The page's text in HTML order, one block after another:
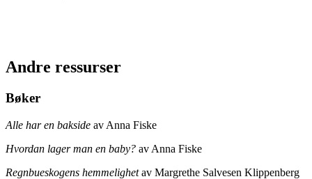
Andre ressurser
Bøker
Alle har en bakside av Anna Fiske
Hvordan lager man en baby? av Anna Fiske
Regnbueskogens hemmelighetav Margrethe Salvesen Klippenberg